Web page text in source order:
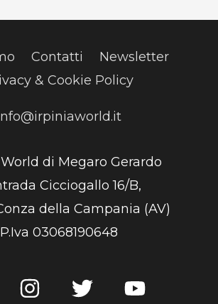
Contatti
Newsletter
& Cookie Policy
di Megaro Gerardo
Cicciogallo 16/B,
della Campania (AV)
P.Iva 03068190648